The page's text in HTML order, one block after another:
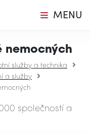
MENU
nemocných
služby a technika
a služby
společností a